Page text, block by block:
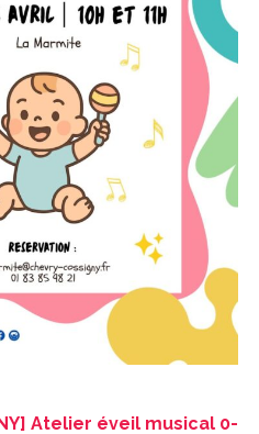
Atelier éveil musical 0-